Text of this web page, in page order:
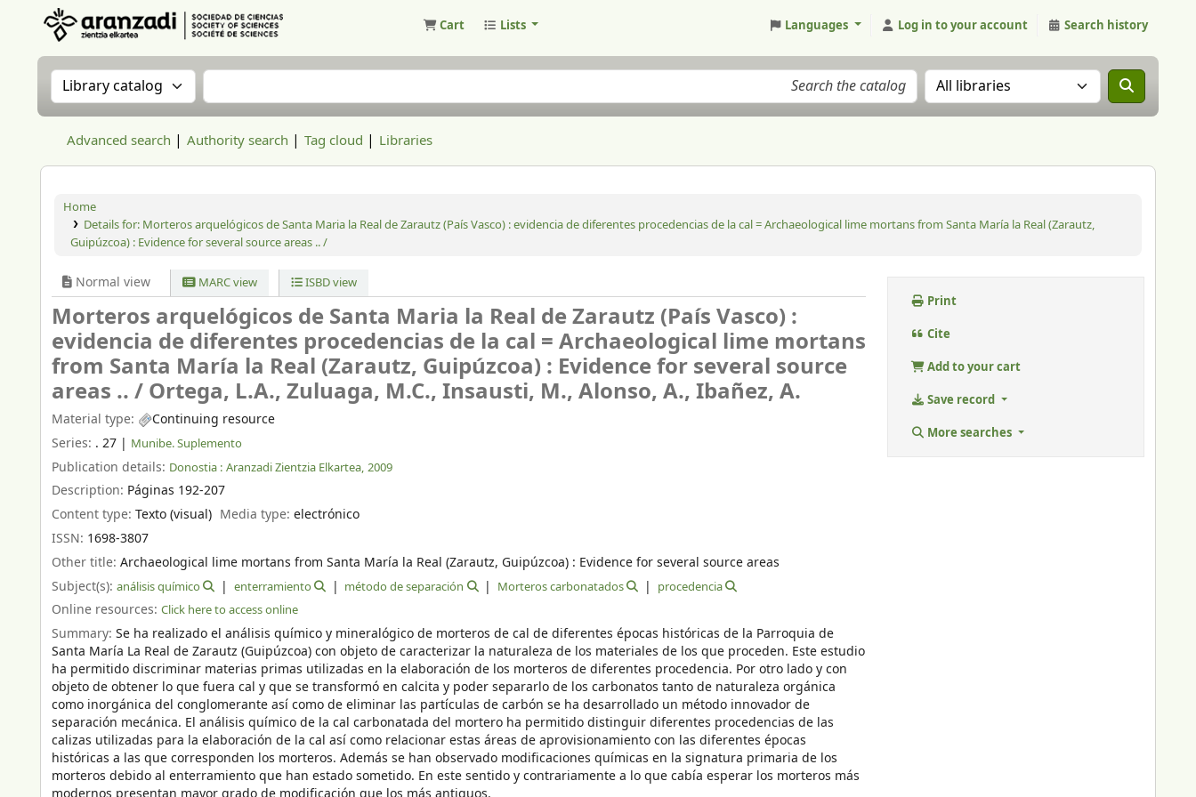
Cart Lists Languages Log in to your account Search history
Search the catalog by:Search the catalog Search the catalog in:
Advanced search Authority search Tag cloud Libraries
Home
Details for: Morteros arquelógicos de Santa Maria la Real de Zarautz (País Vasco) : evidencia de diferentes procedencias de la cal = Archaeological lime mortans from Santa María la Real (Zarautz,
Guipúzcoa) : Evidence for several source areas .. /
Normal view MARC view ISBD view
Morteros arquelógicos de Santa Maria la Real de Zarautz (País Vasco) :
evidencia de diferentes procedencias de la cal = Archaeological lime mortans
from Santa María la Real (Zarautz, Guipúzcoa) : Evidence for several source
areas .. /Ortega, L.A., Zuluaga, M.C., Insausti, M., Alonso, A., Ibañez, A.
Material type:
Continuing resource
Series: . 27 | Munibe. Suplemento
Publication details: Donostia : Aranzadi Zientzia Elkartea, 2009
Description: Páginas 192-207
Content type: Texto (visual) Media type:electrónico
ISSN: 1698-3807
Other title: Archaeological lime mortans from Santa María la Real (Zarautz, Guipúzcoa) : Evidence for several source areas
Subject(s): análisis químico enterramiento método de separación Morteros carbonatados procedencia
Online resources: Click here to access online
Summary: Se ha realizado el análisis químico y mineralógico de morteros de cal de diferentes épocas históricas de la Parroquia de
Santa María La Real de Zarautz (Guipúzcoa) con objeto de caracterizar la naturaleza de los materiales de los que proceden. Este estudio
ha permitido discriminar materias primas utilizadas en la elaboración de los morteros de diferentes procedencia. Por otro lado y con
objeto de obtener lo que fuera cal y que se transformó en calcita y poder separarlo de los carbonatos tanto de naturaleza orgánica
como inorgánica del conglomerante así como de eliminar las partículas de carbón se ha desarrollado un método innovador de
separación mecánica. El análisis químico de la cal carbonatada del mortero ha permitido distinguir diferentes procedencias de las
calizas utilizadas para la elaboración de la cal así como relacionar estas áreas de aprovisionamiento con las diferentes épocas
históricas a las que corresponden los morteros. Además se han observado modificaciones químicas en la signatura primaria de los
morteros debido al enterramiento que han estado sometido. En este sentido y contrariamente a lo que cabía esperar los morteros más
Print
Cite
Add to your cart
Save record
More searches